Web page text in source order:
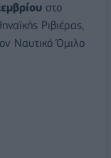
στο
Ριβιέρας,
Ναυτικό Όμιλο